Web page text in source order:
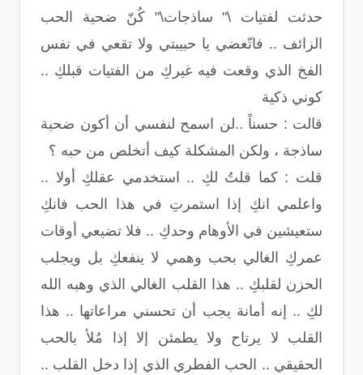
حدثت لفتيات \" ساذجات\" كُنّ ضحية الحب
الزائف .. فاتّعضي يا حبيبتي ولا تقعي في نفس
الفخ الذي وقعت فيه غيركِ من الفتيات قبلكِ ..
كوني ذكية
قالت : حسناً ..لن اسمح لنفسي أن أكون ضحية
ساذجة ، ولكن المشكلة كيف أتخلص من حبه ؟
قلت : كما قلتُ لكِ .. استخدمي عقلكِ أولا ..
واعلمي انكِ إذا استمرتِ في هذا الحب فانكِ
ستعيشين في الأوهام وحدكِ .. فلا تضيعي أوقات
عمركِ الغالي بحب وهمي لا ينفعكِ بل ويجلب
الحزن لقلبكِ .. هذا القلب الغالي الذي وهبه الله
لكِ .. إنه أمانة يجب أن تحسني مراعاتها .. هذا
القلب لا يرتاح ولا يطمئن إلا إذا مُلأ بالحب
الحقيقي .. الحب الفطري الذي إذا دخل القلب ..